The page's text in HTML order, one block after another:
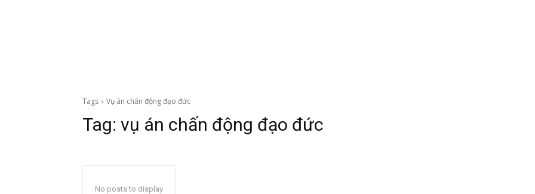
Tags Vụ án chấn động đạo đức
Tag: vụ án chấn động đạo đức
No posts to display